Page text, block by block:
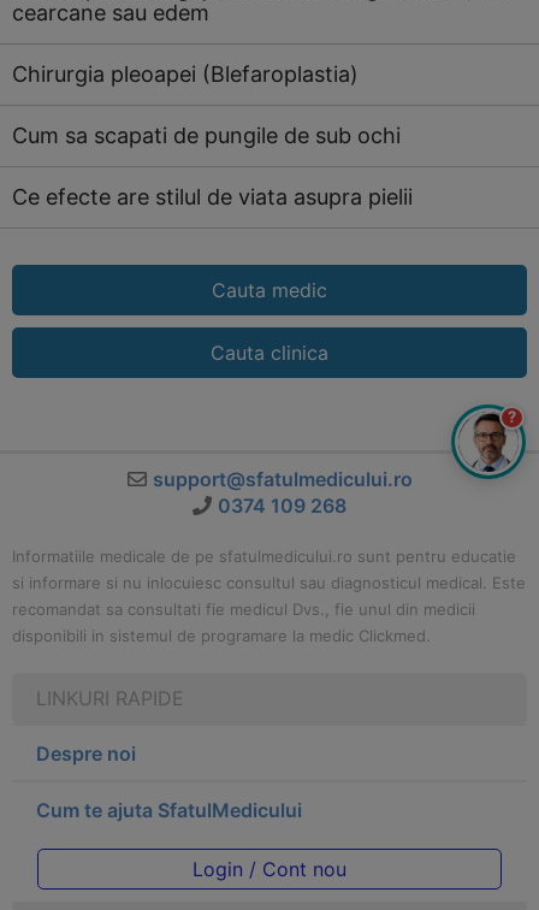
cearcane sau edem
Chirurgia pleoapei (Blefaroplastia)
Cum sa scapati de pungile de sub ochi
Ce efecte are stilul de viata asupra pielii
Cauta medic
Cauta clinica
support@sfatulmedicului.ro
0374 109 268
Informatiile medicale de pe sfatulmedicului.ro sunt pentru educatie
si informare si nu inlocuiesc consultul sau diagnosticul medical. Este
recomandat sa consultati fie medicul Dvs., fie unul din medicii
disponibili in sistemul de programare la medic Clickmed.
LINKURI RAPIDE
Despre noi
Cum te ajuta SfatulMedicului
Login / Cont nou
?